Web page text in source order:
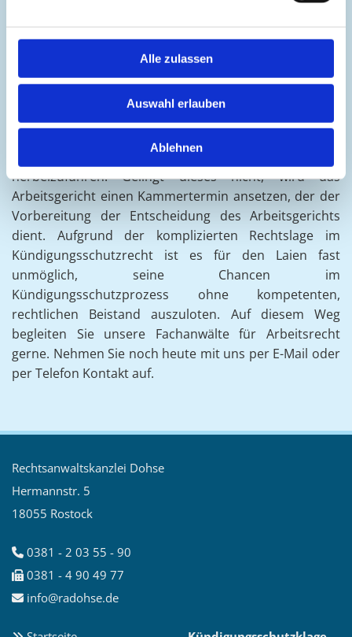
Alle zulassen
Auswahl erlauben
Ablehnen
Gegen eine Kündigung können Sie in der Regel vor dem
Arbeitsgericht erfolgreich nur dann vorgehen, wenn
die Klage innerhalb von drei Wochen nach Zugang der
Kündigung eingelegt worden ist. Nach Eingang der
Klage beraumt das Arbeitsgericht kurzfristig einen
Versuch, eine gütliche Einigung der Parteien
herbeizuführen. Gelingt dieses nicht, wird das
Arbeitsgericht einen Kammertermin ansetzen, der der
Vorbereitung der Entscheidung des Arbeitsgerichts
dient. Aufgrund der komplizierten Rechtslage im
Kündigungsschutzrecht ist es für den Laien fast
unmöglich, seine Chancen im
Kündigungsschutzprozess ohne kompetenten,
rechtlichen Beistand auszuloten. Auf diesem Weg
begleiten Sie unsere Fachanwälte für Arbeitsrecht
gerne. Nehmen Sie noch heute mit uns per E-Mail oder
per Telefon Kontakt auf.
Rechtsanwaltskanzlei Dohse
Hermannstr. 5
18055 Rostock
 0381 - 2 03 55 - 90
 0381 - 4 90 49 77
 info@radohse.de